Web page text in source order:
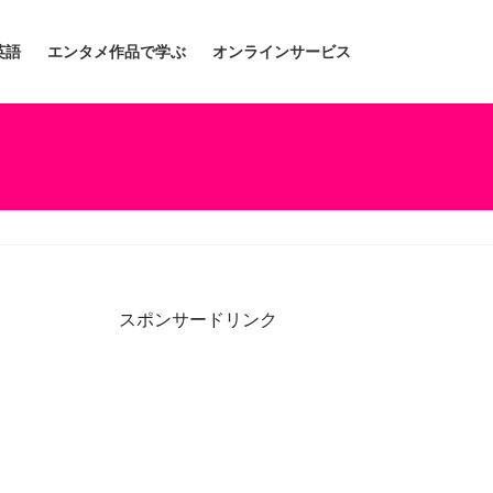
語 エンタメ作品で学ぶ オンラインサービス
スポンサードリンク